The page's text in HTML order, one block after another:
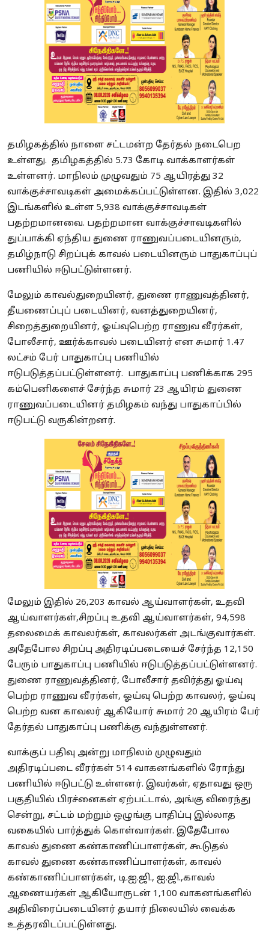
தமிழகத்தில் நாளை சட்டமன்ற தேர்தல் நடைபெற
உள்ளது. தமிழகத்தில் 5.73 கோடி வாக்காளர்கள்
உள்ளனர். மாநிலம் முழுவதும் 75 ஆயிரத்து 32
வாக்குச்சாவடிகள் அமைக்கப்பட்டுள்ளன. இதில் 3,022
இடங்களில் உள்ள 5,938 வாக்குச்சாவடிகள்
பதற்றமானவை. பதற்றமான வாக்குச்சாவடிகளில்
துப்பாக்கி ஏந்திய துணை ராணுவப்படையினரும்,
தமிழ்நாடு சிறப்புக் காவல் படையினரும் பாதுகாப்புப்
பணியில் ஈடுபட்டுள்ளனர்.
மேலும் காவல்துறையினர், துணை ராணுவத்தினர்,
தீயணைப்புப் படையினர், வனத்துறையினர்,
சிறைத்துறையினர், ஓய்வுபெற்ற ராணுவ வீரர்கள்,
போலீசார், ஊர்க்காவல் படையினர் என சுமார் 1.47
லட்சம் பேர் பாதுகாப்பு பணியில்
ஈடுபடுத்தப்பட்டுள்ளனர். பாதுகாப்பு பணிக்காக 295
கம்பெனிகளைச் சேர்ந்த சுமார் 23 ஆயிரம் துணை
ராணுவப்படையினர் தமிழகம் வந்து பாதுகாப்பில்
ஈடுபட்டு வருகின்றனர்.
மேலும் இதில் 26,203 காவல் ஆய்வாளர்கள், உதவி
ஆய்வாளர்கள்,சிறப்பு உதவி ஆய்வாளர்கள், 94,598
தலைமைக் காவலர்கள், காவலர்கள் அடங்குவார்கள்.
அதேபோல சிறப்பு அதிரடிப்படையைச் சேர்ந்த 12,150
பேரும் பாதுகாப்பு பணியில் ஈடுபடுத்தப்பட்டுள்ளனர்.
துணை ராணுவத்தினர், போலீசார் தவிர்த்து ஓய்வு
பெற்ற ராணுவ வீரர்கள், ஓய்வு பெற்ற காவலர், ஓய்வு
பெற்ற வன காவலர் ஆகியோர் சுமார் 20 ஆயிரம் பேர்
தேர்தல் பாதுகாப்பு பணிக்கு வந்துள்ளனர்.
வாக்குப் பதிவு அன்று மாநிலம் முழுவதும்
அதிரடிப்படை வீரர்கள் 514 வாகனங்களில் ரோந்து
பணியில் ஈடுபட்டு உள்ளனர். இவர்கள், ஏதாவது ஒரு
பகுதியில் பிரச்னைகள் ஏற்பட்டால், அங்கு விரைந்து
சென்று, சட்டம் மற்றும் ஒழுங்கு பாதிப்பு இல்லாத
வகையில் பார்த்துக் கொள்வார்கள். இதேபோல
காவல் துணை கண்காணிப்பாளர்கள், கூடுதல்
காவல் துணை கண்காணிப்பாளர்கள், காவல்
கண்காணிப்பாளர்கள், டி.ஐ.ஜி., ஐ.ஜி.,காவல்
ஆணையர்கள் ஆகியோருடன் 1,100 வாகனங்களில்
அதிவிரைப்படையினர் தயார் நிலையில் வைக்க
உத்தரவிடப்பட்டுள்ளது.